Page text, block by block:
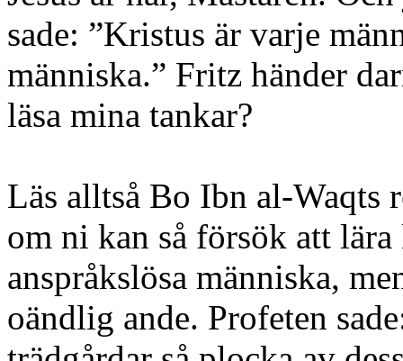
sade: ”Kristus är varje
människa.” Fritz händer
läsa mina tankar?
Läs alltså Bo Ibn al-Waqts
om ni kan så försök att
anspråkslösa människa,
oändlig ande. Profeten